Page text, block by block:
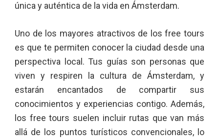
única y auténtica de la vida en Ámsterdam.
Uno de los mayores atractivos de los free tours
es que te permiten conocer la ciudad desde una
perspectiva local. Tus guías son personas que
viven y respiren la cultura de Ámsterdam, y
estarán encantados de compartir sus
conocimientos y experiencias contigo. Además,
los free tours suelen incluir rutas que van más
allá de los puntos turísticos convencionales, lo